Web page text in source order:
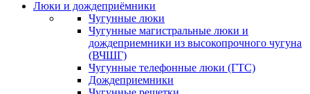
Люки и дождеприёмники
Чугунные люки
Чугунные магистральные люки и
дождеприемники из высокопрочного чугуна
(ВЧШГ)
Чугунные телефонные люки (ГТС)
Дождеприемники